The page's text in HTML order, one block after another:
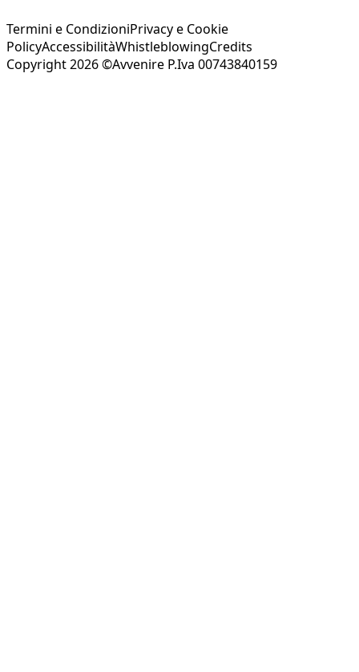
Termini e CondizioniPrivacy e Cookie
PolicyAccessibilitàWhistleblowingCredits
Copyright 2026 ©Avvenire P.Iva 00743840159